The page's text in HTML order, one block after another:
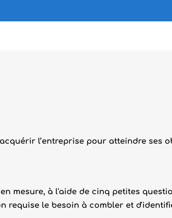
l’entreprise pour atteindre ses
mesure, à l'aide de cinq petites
requise le besoin à combler et